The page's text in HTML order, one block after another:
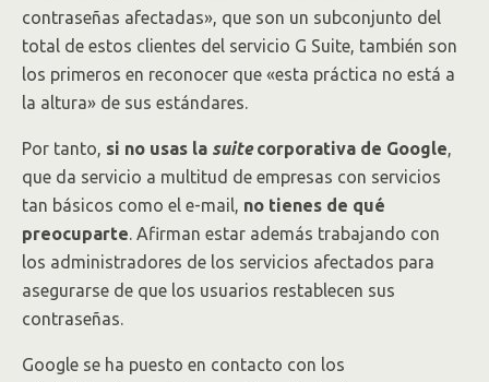
contraseñas afectadas», que son un subconjunto del
total de estos clientes del servicio G Suite, también son
los primeros en reconocer que «esta práctica no está a
la altura» de sus estándares.
Por tanto, si no usas la suitecorporativa de Google,
que da servicio a multitud de empresas con servicios
tan básicos como el e-mail, no tienes de qué
preocuparte. Afirman estar además trabajando con
los administradores de los servicios afectados para
asegurarse de que los usuarios restablecen sus
contraseñas.
Google se ha puesto en contacto con los